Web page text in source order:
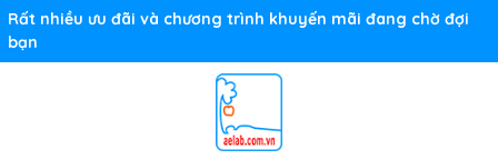
Rất nhiều ưu đãi và chương trình khuyến mãi đang chờ đợi
bạn